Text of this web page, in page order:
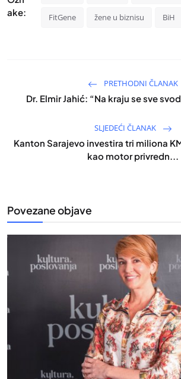
ake:
FitGene žene u biznisu BiH
PRETHODNI ČLANAK
Dr. Elmir Jahić: “Na kraju se sve
SLJEDEĆI ČLANAK
Kanton Sarajevo investira tri miliona
kao motor privredn...
Povezane objave